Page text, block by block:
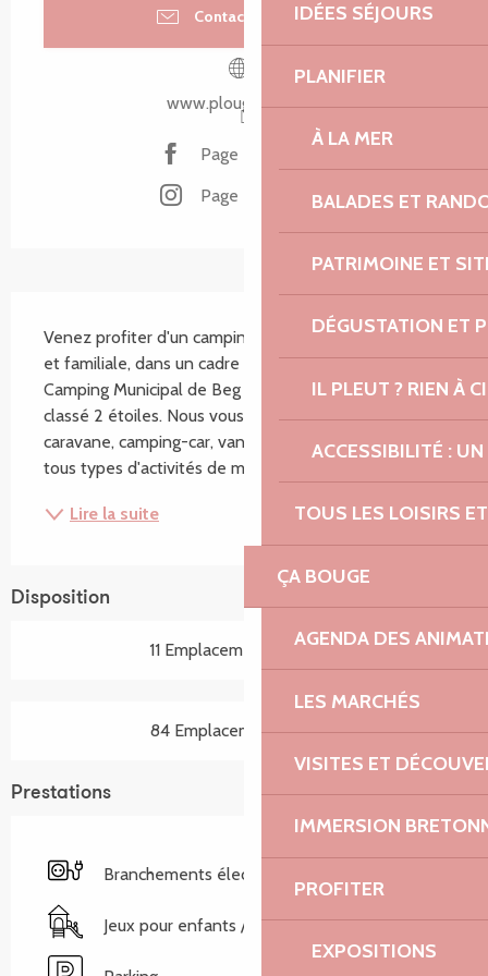
IDÉES SÉJOURS
PLANIFIER
À LA MER
BALADES ET
PATRIMOINE ET
DÉGUSTATION ET
IL PLEUT ? RIEN À
ACCESSIBILITÉ :
TOUS LES LOISIRS
ÇA BOUGE
AGENDA DES
LES MARCHÉS
VISITES ET
IMMERSION
PROFITER
EXPOSITIONS
Contacter par email
www.plougrescant.fr
Page Facebook
Page Instagram
Venez profiter d'un camping à l'ambiance reposante
et familiale, dans un cadre magnifique et rare. Le
Camping Municipal de Beg ar Vilin à Plougrescant est
classé 2 étoiles. Nous vous accueillons en tente,
caravane, camping-car, van ou en chalet. Proche de
tous types d'activités de mer et de terre,...
Lire la suite
Disposition
11 Emplacement(s) locatif
84 Emplacement(s) nu(s)
Prestations
Branchements électriques
Jeux pour enfants / Espace jeux